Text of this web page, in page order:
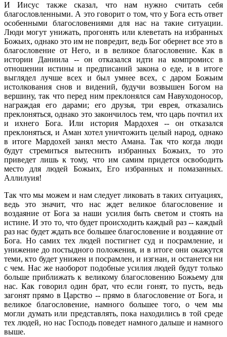
И Иисус также сказал, что нам нужно считать себя
благословленными. А это говорит о том, что у Бога есть ответ
особенными благословениями для нас на такие ситуации.
Люди могут унижать, прогонять или клеветать на избранных
Божьих, однако это им не повредит, ведь Бог обернет все это в
благословение от Него, и в великое благословение. Как в
истории Даниила -- он отказался идти на компромисс в
отношении истины и предписаний закона о еде, и в итоге
выглядел лучше всех и был умнее всех, с даром Божьим
истолкования снов и видений, будучи возвышен Богом на
вершину, так что перед ним преклонялся сам Навуходоносор,
награждая его дарами; его друзья, три еврея, отказались
преклоняться, однако это закончилось тем, что царь почтил их
и ихнего Бога. Или история Мардохея -- он отказался
преклоняться, и Аман хотел уничтожить целый народ, однако
в итоге Мардохей занял место Амана. Так что когда люди
будут стремиться вытеснить избранных Божьих, то это
приведет лишь к тому, что им самим придется освободить
место для людей Божьих, Его избранных и помазанных.
Аллилуия!
Так что мы можем и нам следует ликовать в таких ситуациях,
ведь это значит, что нас ждет великое благословение и
воздаяние от Бога за наши усилия быть светом и стоять на
истине. И это то, что будет происходить каждый раз -- каждый
раз нас будет ждать все большее благословение и воздаяние от
Бога. Но самих тех людей постигнет суд и посрамление, и
унижение до постыдного положения, и в итоге они окажутся
теми, кто будет унижен и посрамлен, и изгнан, и останется ни
с чем. Нас же наоборот подобные усилия людей будут только
больше приближать к великому благословению Божьему для
нас. Как говорил один брат, что если гонят, то пусть, ведь
загонят прямо в Царство -- прямо в благословение от Бога, и
великое благословение, намного большее того, о чем мы
могли думать или представлять, пока находились в той среде
тех людей, но нас Господь поведет намного дальше и намного
выше.